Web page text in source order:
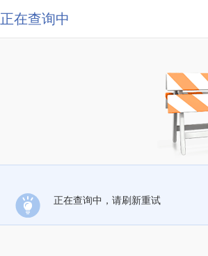
正在查询中
正在查询中，请刷新重试